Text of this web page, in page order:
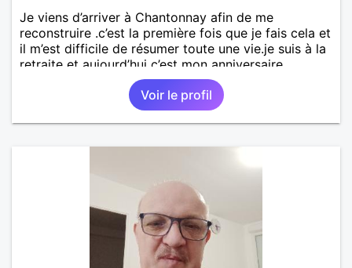
Je viens d’arriver à Chantonnay afin de me
reconstruire .c’est la première fois que je fais cela et
il m’est difficile de résumer toute une vie.je suis à la
retraite et aujourd’hui c’est mon anniversaire
!J’aimerais rencontrer quelqu’un qui partage les
mêmes valeurs qui font de quelqu’un un être humain
Voir le profil